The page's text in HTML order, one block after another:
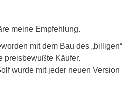
meine Empfehlung.
mit dem Bau des „billigen“
preisbewußte Käufer.
wurde mit jeder neuen Version